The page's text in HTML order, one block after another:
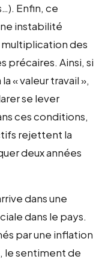
Enfin, ce
instabilité
multiplication des
précaires. Ainsi, si
« valeur travail »,
se lever
ces conditions,
rejettent la
deux années
dans une
dans le pays.
par une inflation
le sentiment de